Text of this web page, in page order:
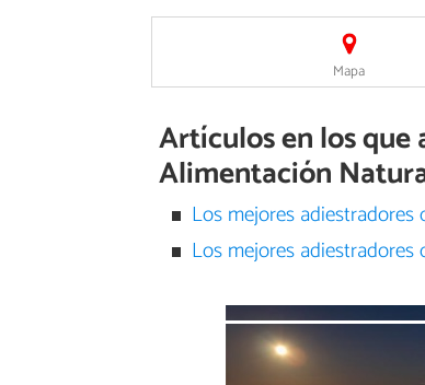
Mapa
Artículos en los que
Alimentación
Los mejores adiestradores
Los mejores